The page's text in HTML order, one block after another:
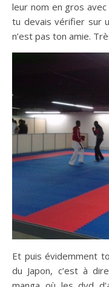
leur nom en gros
tu devais vérifier sur
n’est pas ton amie.
Et puis évidemment
du Japon, c’est à